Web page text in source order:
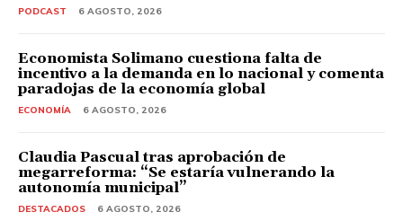
PODCAST 6 AGOSTO, 2026
Economista Solimano cuestiona falta de
incentivo a la demanda en lo nacional y comenta
paradojas de la economía global
ECONOMÍA 6 AGOSTO, 2026
Claudia Pascual tras aprobación de
megarreforma: “Se estaría vulnerando la
autonomía municipal”
DESTACADOS 6 AGOSTO, 2026